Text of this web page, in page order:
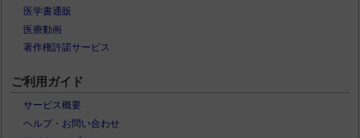
医学書通販
医療動画
著作権許諾サービス
ご利用ガイド
サービス概要
ヘルプ・お問い合わせ